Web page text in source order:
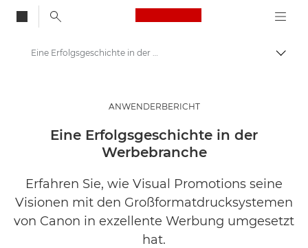
Canon Logo, back
Auf
Lösungen & Dienstleistungen
Business-Insights - B2B & Branchen-News
Business Anwenderberichte
Eine Erfolgsgeschichte in der Werbebranche
ANWENDERBERICHT
Eine Erfolgsgeschichte in der
Werbebranche
Erfahren Sie, wie Visual Promotions seine
Visionen mit den Großformatdrucksystemen
von Canon in exzellente Werbung umgesetzt
hat.